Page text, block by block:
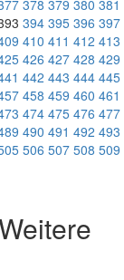
378 379 380 381
394 395 396 397
410 411 412 413
426 427 428 429
442 443 444 445
458 459 460 461
474 475 476 477
490 491 492 493
506 507 508 509